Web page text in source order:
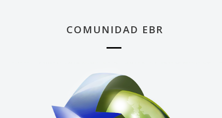
COMUNIDAD EBR